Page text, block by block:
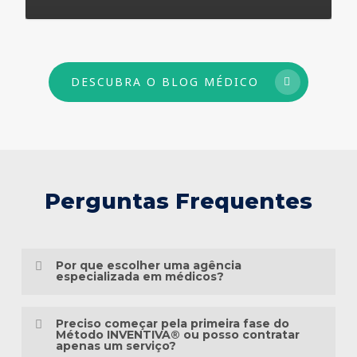
DESCUBRA O BLOG MÉDICO
Perguntas Frequentes
Por que escolher uma agência
especializada em médicos?
mais do que conhecimento em publicidade.
Preciso começar pela primeira fase do
Método INVENTIVA® ou posso contratar
apenas um serviço?